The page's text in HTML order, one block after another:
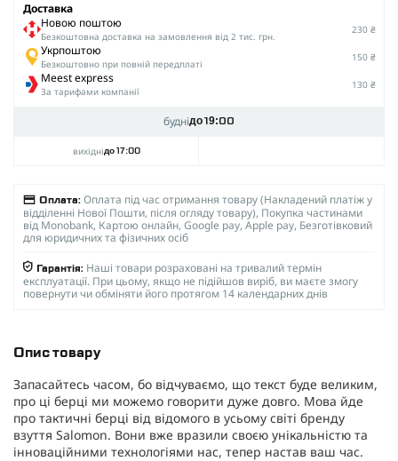
Доставка
Новою поштою
Безкоштовна доставка на замовлення від 2 тис. грн.
230 ₴
Укрпоштою
Безкоштовно при повній передплаті
150 ₴
Meest express
За тарифами компанії
130 ₴
буднідо 19:00
вихіднідо 17:00
Оплата: Оплата під час отримання товару (Накладений платіж у
відділенні Нової Пошти, після огляду товару), Покупка частинами
від Monobank, Картою онлайн, Google pay, Apple pay, Безготівковий
для юридичних та фізичних осіб
Гарантія: Наші товари розраховані на тривалий термін
експлуатації. При цьому, якщо не підійшов виріб, ви маєте змогу
повернути чи обміняти його протягом 14 календарних днів
Опис товару
Запасайтесь часом, бо відчуваємо, що текст буде великим,
про ці берці ми можемо говорити дуже довго. Мова йде
про тактичні берці від відомого в усьому світі бренду
взуття Salomon. Вони вже вразили своєю унікальністю та
інноваційними технологіями нас, тепер настав ваш час.